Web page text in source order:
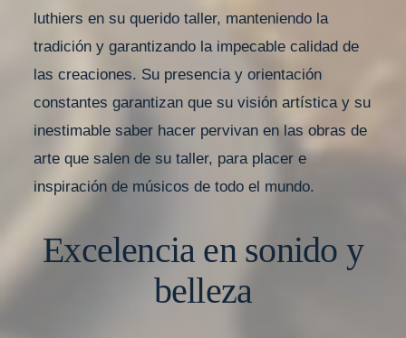
luthiers en su querido taller, manteniendo la
tradición y garantizando la impecable calidad de
las creaciones. Su presencia y orientación
constantes garantizan que su visión artística y su
inestimable saber hacer pervivan en las obras de
arte que salen de su taller, para placer e
inspiración de músicos de todo el mundo.
Excelencia en sonido y
belleza